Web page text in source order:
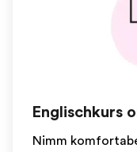
Englischkurs
Nimm